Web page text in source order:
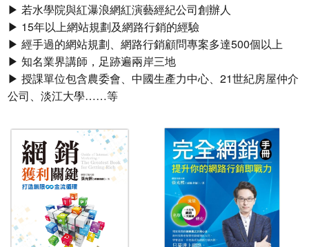
▶ 若水學院與紅瀑浪網紅演藝經紀公司創辦人
▶ 15年以上網站規劃及網路行銷的經驗
▶ 經手過的網站規劃、網路行銷顧問專案多達500個以上
▶ 知名業界講師，足跡遍兩岸三地
▶ 授課單位包含農委會、中國生產力中心、21世紀房屋仲介
公司、淡江大學……等